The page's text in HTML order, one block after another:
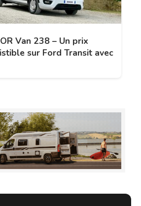
Van 238 – Un prix
sur Ford Transit avec